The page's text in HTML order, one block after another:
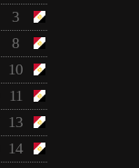
3
8
10
11
13
14